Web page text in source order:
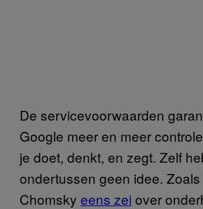
De servicevoorwaarden
Google meer en meer
je doet, denkt, en zegt. Zelf
ondertussen geen idee.
Chomsky eens zei over